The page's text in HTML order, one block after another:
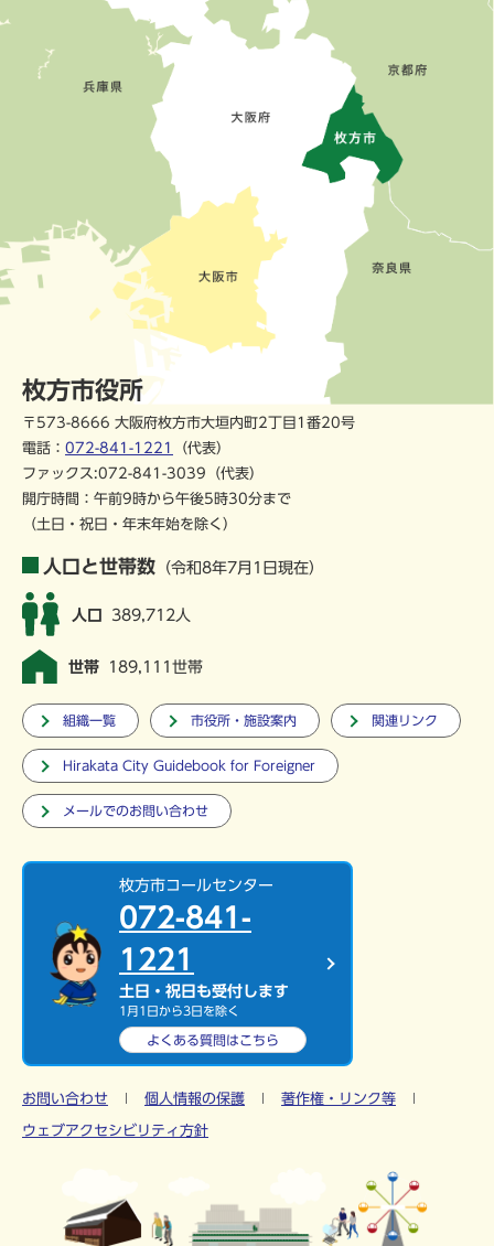
枚方市役所
〒573-8666 大阪府枚方市大垣内町2丁目1番20号
電話： 072-841-1221
（代表）
ファックス:072-841-3039（代表）
開庁時間：午前9時から午後5時30分まで
（土日・祝日・年末年始を除く）
人口と世帯数 （令和8年7月1日現在）
人口 389,712人
世帯 189,111世帯
組織一覧 市役所・施設案内 関連リンク
Hirakata City Guidebook for Foreigner
メールでのお問い合わせ
枚方市コールセンター
072-841-
1221
土日・祝日も受付します
1月1日から3日を除く
よくある質問はこちら
お問い合わせ 個人情報の保護 著作権・リンク等
ウェブアクセシビリティ方針